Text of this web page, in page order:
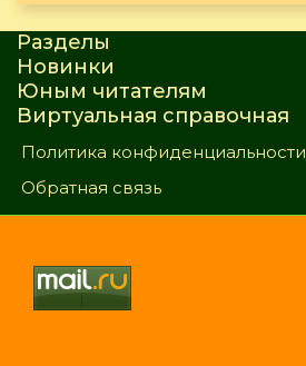
Разделы
Новинки
Юным читателям
Виртуальная справочная
Политика конфиденциальности
Обратная связь